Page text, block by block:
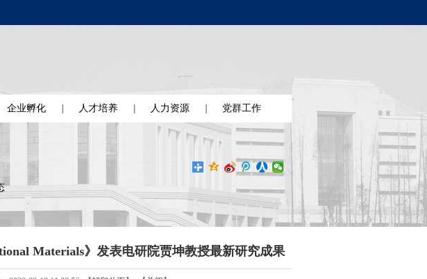
企业孵化 人才培养 人力资源 党群工作
Materials》发表电研院贾坤教授最新研究成果